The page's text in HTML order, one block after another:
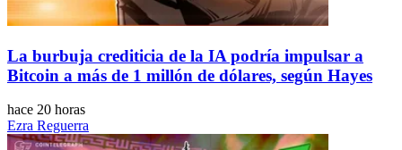
La burbuja crediticia de la IA podría impulsar a
Bitcoin a más de 1 millón de dólares, según Hayes
hace 20 horas
Ezra Reguerra